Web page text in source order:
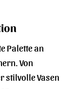
Palette an
Von
stilvolle Vasen